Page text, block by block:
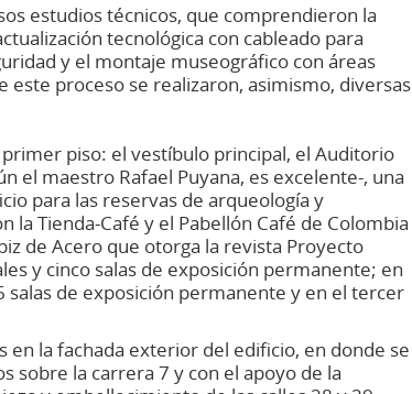
estudios técnicos, que comprendieron la
tecnológica con cableado para
y el montaje museográfico con áreas
este proceso se realizaron, asimismo, diversas
piso: el vestíbulo principal, el Auditorio
el maestro Rafael Puyana, es excelente-, una
para las reservas de arqueología y
Tienda-Café y el Pabellón Café de Colombia
de Acero que otorga la revista Proyecto
y cinco salas de exposición permanente; en
de exposición permanente y en el tercer
la fachada exterior del edificio, en donde se
sobre la carrera 7 y con el apoyo de la